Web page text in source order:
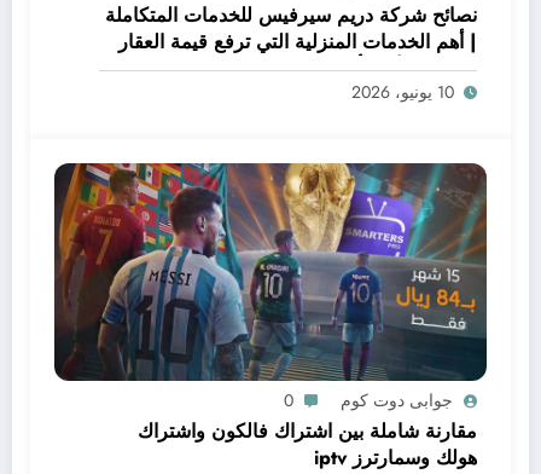
نصائح شركة دريم سيرفيس للخدمات المتكاملة
| أهم الخدمات المنزلية التي ترفع قيمة العقار
قبل البيع أو التأجير
10 يونيو، 2026
جوابى دوت كوم 0
مقارنة شاملة بين اشتراك فالكون واشتراك
هولك وسمارترز iptv